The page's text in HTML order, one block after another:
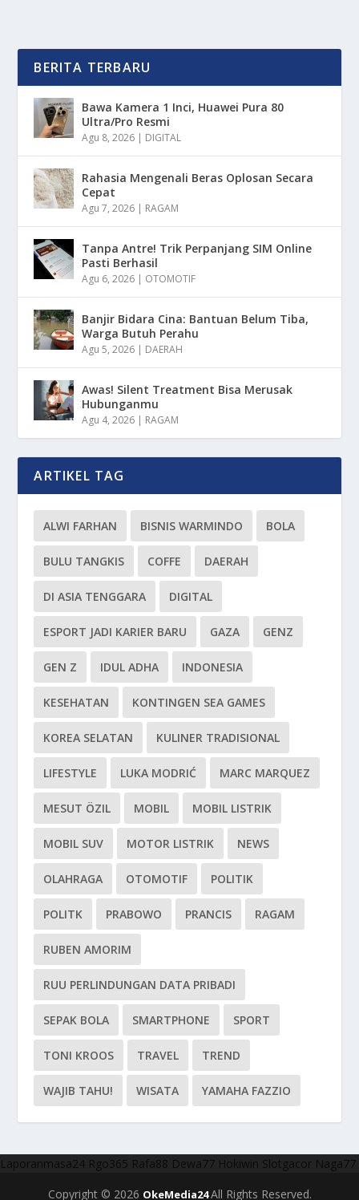
BERITA TERBARU
Bawa Kamera 1 Inci, Huawei Pura 80
Ultra/Pro Resmi
Agu 8, 2026 | DIGITAL
Rahasia Mengenali Beras Oplosan Secara
Cepat
Agu 7, 2026 | RAGAM
Tanpa Antre! Trik Perpanjang SIM Online
Pasti Berhasil
Agu 6, 2026 | OTOMOTIF
Banjir Bidara Cina: Bantuan Belum Tiba,
Warga Butuh Perahu
Agu 5, 2026 | DAERAH
Awas! Silent Treatment Bisa Merusak
Hubunganmu
Agu 4, 2026 | RAGAM
ARTIKEL TAG
ALWI FARHAN BISNIS WARMINDO BOLA
BULU TANGKIS COFFE DAERAH
DI ASIA TENGGARA DIGITAL
ESPORT JADI KARIER BARU GAZA GENZ
GEN Z IDUL ADHA INDONESIA
KESEHATAN KONTINGEN SEA GAMES
KOREA SELATAN KULINER TRADISIONAL
LIFESTYLE LUKA MODRIĆ MARC MARQUEZ
MESUT ÖZIL MOBIL MOBIL LISTRIK
MOBIL SUV MOTOR LISTRIK NEWS
OLAHRAGA OTOMOTIF POLITIK
POLITK PRABOWO PRANCIS RAGAM
RUBEN AMORIM
RUU PERLINDUNGAN DATA PRIBADI
SEPAK BOLA SMARTPHONE SPORT
TONI KROOS TRAVEL TREND
WAJIB TAHU! WISATA YAMAHA FAZZIO
Laporanmasa24 Rgo365 Rafa88 Dewa77 Hokiwin Slotgacor Naga77
Copyright © 2026 OkeMedia24All Rights Reserved.